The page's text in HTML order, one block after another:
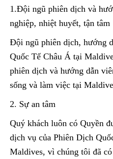
1.Đội ngũ phiên dịch và
nghiệp, nhiệt huyết, tận tâm
Đội ngũ phiên dịch, hướng
Quốc Tế Châu Á tại
phiên dịch và hướng dẫn
sống và làm việc tại
2. Sự an tâm
Quý khách luôn có Quyền
dịch vụ của Phiên Dịch
Maldives, vì chúng tôi đã